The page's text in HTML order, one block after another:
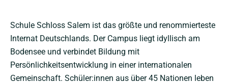
Schule Schloss Salem ist das größte und renommierteste
Internat Deutschlands. Der Campus liegt idyllisch am
Bodensee und verbindet Bildung mit
Persönlichkeitsentwicklung in einer internationalen
Gemeinschaft. Schüler:innen aus über 45 Nationen leben